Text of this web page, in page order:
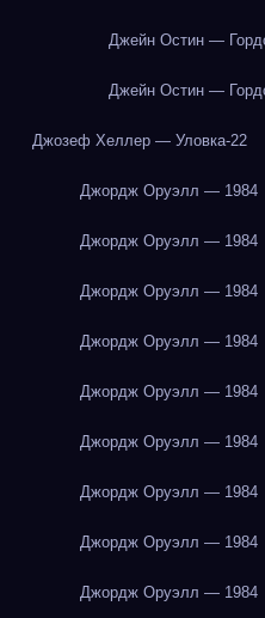
Джейн Остин —
Джейн Остин —
Джозеф Хеллер — Уловка-22
Джордж Оруэлл — 1984
Джордж Оруэлл — 1984
Джордж Оруэлл — 1984
Джордж Оруэлл — 1984
Джордж Оруэлл — 1984
Джордж Оруэлл — 1984
Джордж Оруэлл — 1984
Джордж Оруэлл — 1984
Джордж Оруэлл — 1984